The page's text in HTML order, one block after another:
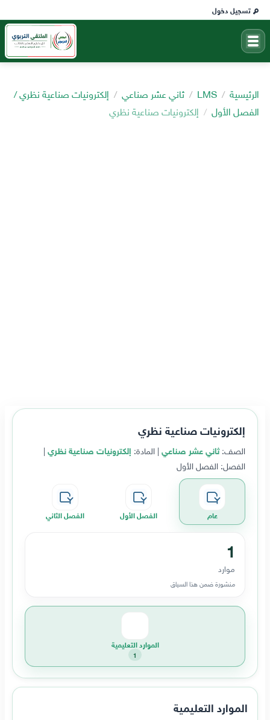
تسجيل دخول
الرئيسية LMS ثاني عشر صناعي
إلكترونيات صناعية نظري /
الفصل الأول
إلكترونيات صناعية نظري
إلكترونيات صناعية نظري
الصف:ثاني عشر صناعي | المادة: إلكترونيات صناعية نظري |
الفصل: الفصل الأول
عام الفصل الأول الفصل الثاني
1
موارد
منشورة ضمن هذا السياق
الموارد التعليمية
1
الموارد التعليمية